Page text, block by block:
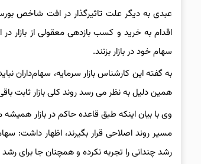
عبدی به دیگر علت تاثیرگذار در افت شاخص
اقدام به خرید و کسب بازدهی معقولی از
سهام خود در بازار بزنند.
به گفته این کارشناس بازار سرمایه، سهام‌داران
همین دلیل به نظر می رسد روند کلی بازار ثابت
وی با بیان اینکه طبق قاعده حاکم در بازار
مسیر روند اصلاحی قرار بگیرند، اظهار داشت:
رشد چندانی را تجربه نکرده و همچنان جا برای رشد